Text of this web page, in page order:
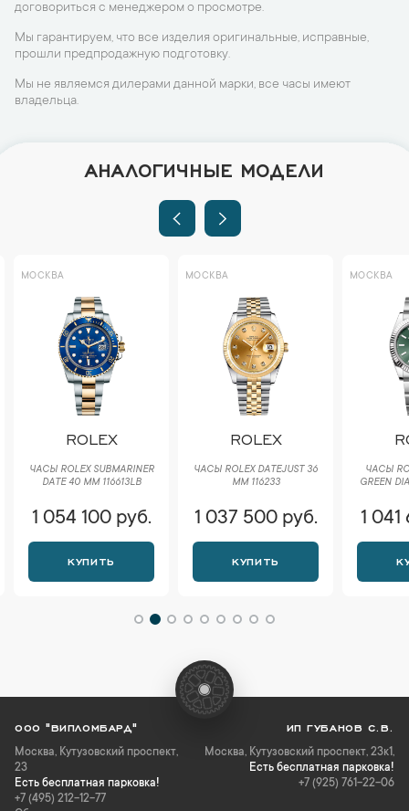
договориться с менеджером о просмотре.
Мы гарантируем, что все изделия оригинальные, исправные,
прошли предпродажную подготовку.
Мы не являемся дилерами данной марки, все часы имеют
владельца.
АНАЛОГИЧНЫЕ МОДЕЛИ
МОСКВА
ROLEX
ЧАСЫ ROLEX SUBMARINER
DATE 40 ММ 116613LB
1 054 100 руб.
КУПИТЬ
МОСКВА
ROLEX
ЧАСЫ ROLEX DATEJUST 36
ММ 116233
1 037 500 руб.
КУПИТЬ
МОСКВА
ЧАСЫ
GREEN
1
ООО "ВИПЛОМБАРД"
Москва, Кутузовский проспект,
23
Есть бесплатная парковка!
+7 (495) 212-12-77
ИП ГУБАНОВ С.В.
Москва, Кутузовский проспект, 23к1,
Есть бесплатная парковка!
+7 (925) 761-22-06